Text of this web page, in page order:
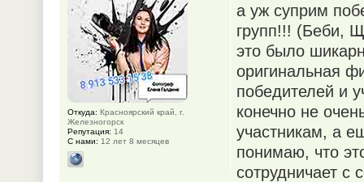
а уж суприм
групп!!! (Беби,
это было
оригинальная
победителей и
конечно не
участникам, а
понимаю, что
сотрудничает с
Откуда: Красноярский край, г.
Железногорск
Репутация: 14
С нами: 12 лет 8 месяцев